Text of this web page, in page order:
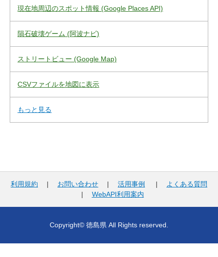
現在地周辺のスポット情報 (Google Places API)
隕石破壊ゲーム (阿波ナビ)
ストリートビュー (Google Map)
CSVファイルを地図に表示
もっと見る
利用規約 | お問い合わせ | 活用事例 |
よくある質問
| WebAPI利用案内
Copyright© 徳島県 All Rights reserved.